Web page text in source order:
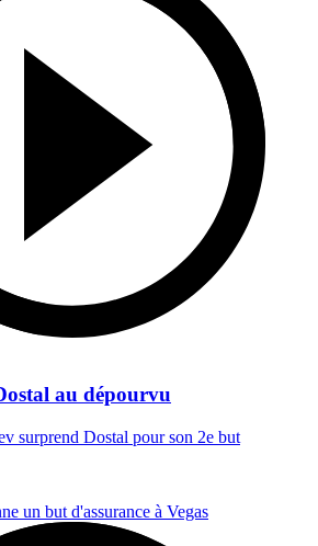
au dépourvu
surprend Dostal pour son 2e but